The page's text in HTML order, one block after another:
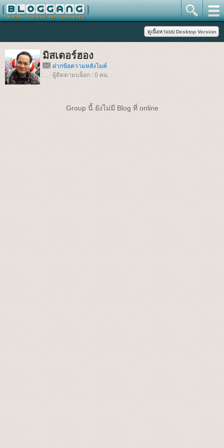
มิสเตอร์ฮอง
ฝากข้อความหลังไมค์
ผู้ติดตามบล็อก : 0 คน
Group นี้ ยังไม่มี Blog ที่ online